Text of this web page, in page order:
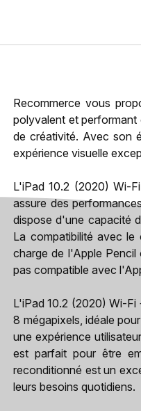
Recommerce vous
polyvalent et performant
de créativité. Avec son
expérience visuelle
L'iPad 10.2 (2020) Wi-
assure des
dispose d'une capacité
La compatibilité avec le
charge de l'Apple
pas compatible avec
L'iPad 10.2 (2020) Wi-Fi
8 mégapixels, idéale
une expérience
est parfait pour être
reconditionné est un
leurs besoins quotidiens.